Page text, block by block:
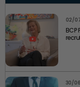
02/
BCP
30/